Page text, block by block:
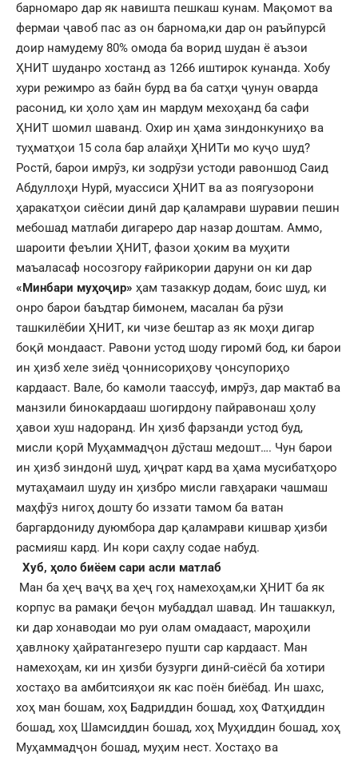
барномаро дар як навишта пешкаш кунам. Мақомот ва
фермаи ҷавоб пас аз он барнома,ки дар он раъйпурсӣ
доир намудему 80% омода ба ворид шудан ё аъзои
ҲНИТ шуданро хостанд аз 1266 иштирок кунанда. Хобу
хури режимро аз байн бурд ва ба сатҳи ҷунун оварда
расонид, ки ҳоло ҳам ин мардум мехоҳанд ба сафи
ҲНИТ шомил шаванд. Охир ин ҳама зиндонкуниҳо ва
туҳматҳои 15 сола бар алайҳи ҲНИТи мо куҷо шуд?
Ростӣ, барои имрӯз, ки зодрӯзи устоди равоншод Саид
Абдуллоҳи Нурӣ, муассиси ҲНИТ ва аз поягузорони
ҳаракатҳои сиёсии динӣ дар қаламрави шуравии пешин
мебошад матлаби дигареро дар назар доштам. Аммо,
шароити феълии ҲНИТ, фазои ҳоким ва муҳити
маъаласаф носозгору ғайрикории даруни он ки дар
«Минбари муҳоҷир» ҳам тазаккур додам, боис шуд, ки
онро барои баъдтар бимонем, масалан ба рӯзи
ташкилёбии ҲНИТ, ки чизе бештар аз як моҳи дигар
боқӣ мондааст. Равони устод шоду гиромӣ бод, ки барои
ин ҳизб хеле зиёд ҷоннисориҳову ҷонсупориҳо
кардааст. Вале, бо камоли таассуф, имрӯз, дар мактаб ва
манзили бинокардааш шогирдону пайравонаш ҳолу
ҳавои хуш надоранд. Ин ҳизб фарзанди устод буд,
мисли қорӣ Муҳаммадҷон дӯсташ медошт…. Чун барои
ин ҳизб зиндонӣ шуд, ҳиҷрат кард ва ҳама мусибатҳоро
мутаҳамаил шуду ин ҳизбро мисли гавҳараки чашмаш
маҳфӯз нигоҳ дошту бо иззати тамом ба ватан
баргардониду дуюмбора дар қаламрави кишвар ҳизби
расмияш кард. Ин кори саҳлу содае набуд.
Хуб, ҳоло биёем сари асли матлаб
Ман ба ҳеҷ ваҷҳ ва ҳеҷ гоҳ намехоҳам,ки ҲНИТ ба як
корпус ва рамақи беҷон мубаддал шавад. Ин ташаккул,
ки дар хонаводаи мо руи олам омадааст, мароҳили
ҳавлноку ҳайратангезеро пушти сар кардааст. Ман
намехоҳам, ки ин ҳизби бузурги динӣ-сиёсӣ ба хотири
хостаҳо ва амбитсияҳои як кас поён биёбад. Ин шахс,
хоҳ ман бошам, хоҳ Бадриддин бошад, хоҳ Фатҳиддин
бошад, хоҳ Шамсиддин бошад, хоҳ Муҳиддин бошад, хоҳ
Муҳаммадҷон бошад, муҳим нест. Хостаҳо ва